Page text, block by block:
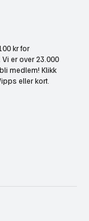
kr for
er over 23.000
medlem! Klikk
eller kort.